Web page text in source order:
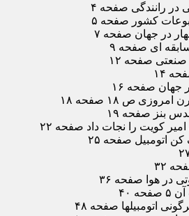
رانندگی صفحه ۴
کشور صفحه ۵
در جهان صفحه ۷
ای صفحه ۹
صفحه ۱۲
۱۴
صفحه ۱۶
ص ۱۸ صفحه ۱۸
بنز صفحه ۱۹
کویت را نجات داد صفحه ۲۲
اتومبیل صفحه ۲۵
۳۲
در هوا صفحه ۳۶
۴۰
اتومبیلها صفحه ۴۸